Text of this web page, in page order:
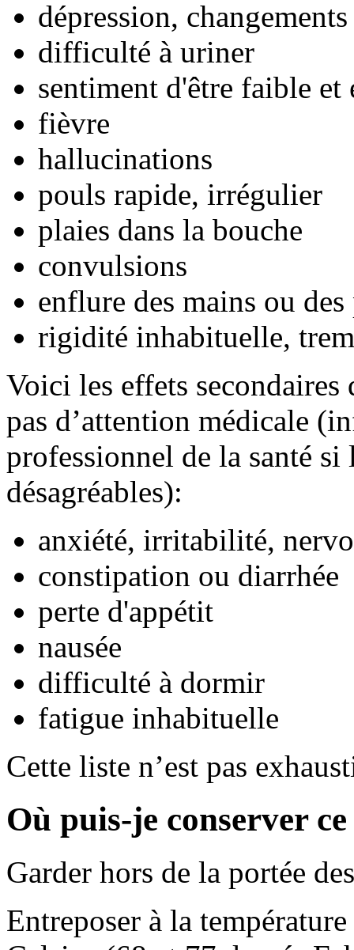
dépression,
difficulté à uriner
sentiment d'être faible et
fièvre
hallucinations
pouls rapide, irrégulier
plaies dans la bouche
convulsions
enflure des mains ou des
rigidité inhabituelle,
Voici les effets
pas d’attention médicale
professionnel de la santé
désagréables):
anxiété, irritabilité,
constipation ou diarrhée
perte d'appétit
nausée
difficulté à dormir
fatigue inhabituelle
Cette liste n’est pas
Où puis-je conserver
Garder hors de la portée
Entreposer à la